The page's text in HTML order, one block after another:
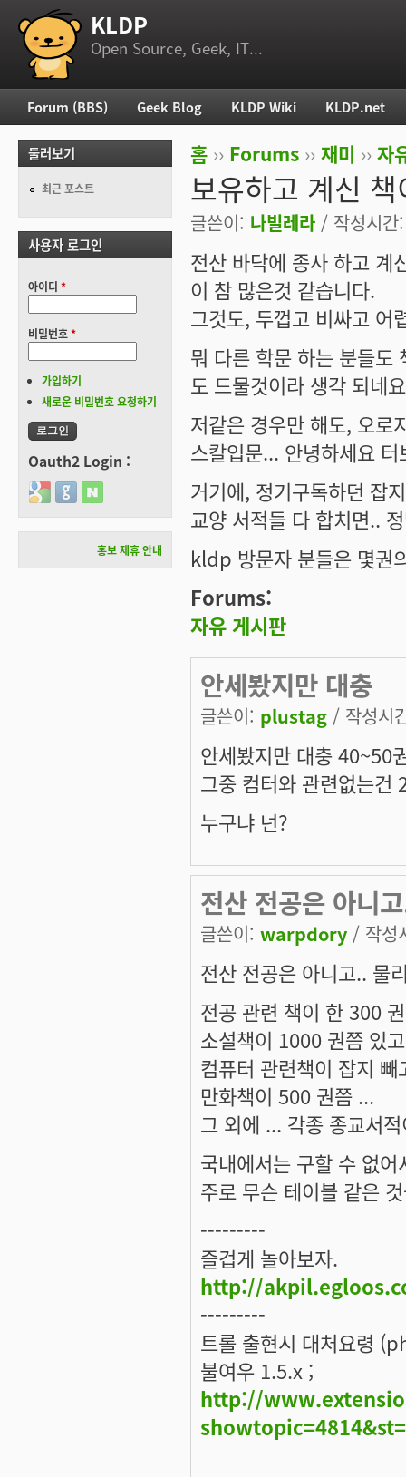
부 메뉴 KLDP
Open Source, Geek, IT...
현재 위치
홈 ›› Forums ›› 재미 ›› 자
보유하고 계신
글쓴이: 나빌레라 / 작성시
전산 바닥에 종사 하고 계
이 참 많은것 같습니다.
그것도, 두껍고 비싸고 어
뭐 다른 학문 하는 분들도
도 드물것이라 생각 되네
저같은 경우만 해도, 오로
스칼입문... 안녕하세요
거기에, 정기구독하던 잡
교양 서적들 다 합치면..
kldp 방문자 분들은 몇권
Forums:
자유 게시판
안세봤지만 대충
글쓴이: plustag / 작성시
안세봤지만 대충 40~50
그중 컴터와 관련없는건
누구냐 넌?
전산 전공은 아니
글쓴이: warpdory / 작성
전산 전공은 아니고.. 물
전공 관련 책이 한 300
소설책이 1000 권쯤 있
컴퓨터 관련책이 잡지
만화책이 500 권쯤 ...
그 외에 ... 각종 종교서
국내에서는 구할 수 없
주로 무슨 테이블 같은
---------
즐겁게 놀아보자.
http://
---------
트롤 출현시 대처요령
불여우 1.5.x ;
http://
주 메뉴
Forum (BBS) Geek Blog KLDP Wiki KLDP.net
둘러보기
최근 포스트
사용자 로그인
아이디 *
비밀번호*
가입하기
새로운 비밀번호 요청하기
Oauth2 Login :
Login with Google
Login with GitHub
Login with Naver
홍보 제휴 안내